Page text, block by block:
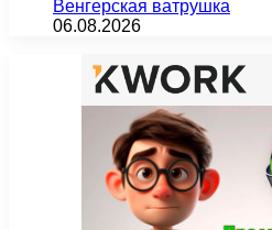
Венгерская ватрушка
06.08.2026